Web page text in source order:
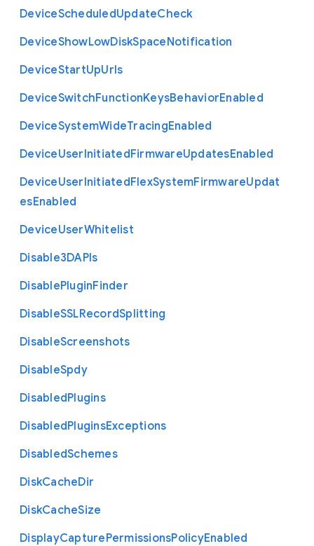
DeviceScheduledUpdateCheck
DeviceShowLowDiskSpaceNotification
DeviceStartUpUrls
DeviceSwitchFunctionKeysBehaviorEnabled
DeviceSystemWideTracingEnabled
DeviceUserInitiatedFirmwareUpdatesEnabled
DeviceUserInitiatedFlexSystemFirmwareUpdat
esEnabled
DeviceUserWhitelist
Disable3DAPIs
DisablePluginFinder
DisableSSLRecordSplitting
DisableScreenshots
DisableSpdy
DisabledPlugins
DisabledPluginsExceptions
DisabledSchemes
DiskCacheDir
DiskCacheSize
DisplayCapturePermissionsPolicyEnabled